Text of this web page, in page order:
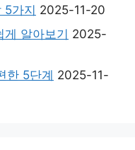
5가지 2025-11-20
게 알아보기 2025-
한 5단계 2025-11-